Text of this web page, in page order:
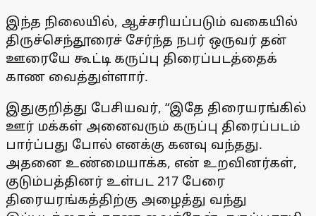
இந்த நிலையில், ஆச்சரியப்படும் வகையில்
திருச்செந்தூரைச் சேர்ந்த நபர் ஒருவர் தன்
ஊரையே கூட்டி கருப்பு திரைப்படத்தைக்
காண வைத்துள்ளார்.
இதுகுறித்து பேசியவர், “இதே திரையரங்கில்
ஊர் மக்கள் அனைவரும் கருப்பு திரைப்படம்
பார்ப்பது போல் எனக்கு கனவு வந்தது.
அதனை உண்மையாக்க, என் உறவினர்கள்,
குடும்பத்தினர் உள்பட 217 பேரை
திரையரங்கத்திற்கு அழைத்து வந்து